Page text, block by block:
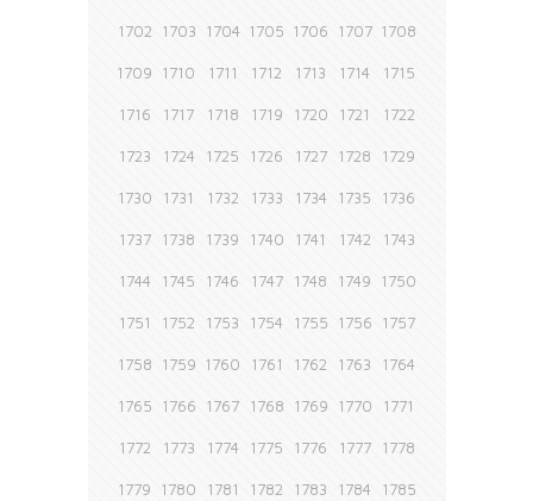
1702 1703 1704 1705 1706 1707 1708
1709 1710 1711 1712 1713 1714 1715
1716 1717 1718 1719 1720 1721 1722
1723 1724 1725 1726 1727 1728 1729
1730 1731 1732 1733 1734 1735 1736
1737 1738 1739 1740 1741 1742 1743
1744 1745 1746 1747 1748 1749 1750
1751 1752 1753 1754 1755 1756 1757
1758 1759 1760 1761 1762 1763 1764
1765 1766 1767 1768 1769 1770 1771
1772 1773 1774 1775 1776 1777 1778
1779 1780 1781 1782 1783 1784 1785